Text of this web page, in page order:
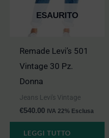
ESAURITO
Remade Levi’s 501
Vintage 30 Pz.
Donna
Jeans Levi's Vintage
€540.00 IVA 22% Esclusa
LEGGI TUTTO